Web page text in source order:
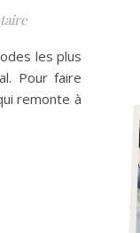
les plus
Pour faire
remonte à